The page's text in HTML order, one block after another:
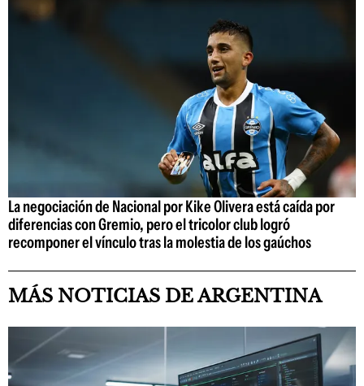
La negociación de Nacional por Kike Olivera está caída por
diferencias con Gremio, pero el tricolor club logró
recomponer el vínculo tras la molestia de los gaúchos
MÁS NOTICIAS DE ARGENTINA